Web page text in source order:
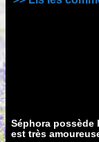
Séphora possède
est très